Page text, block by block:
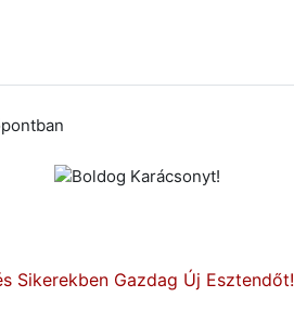
Sikerekben Gazdag Új Esztendőt!